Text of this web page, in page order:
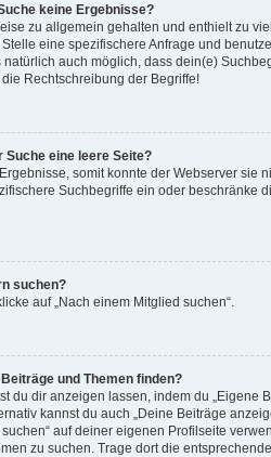
keine Ergebnisse?
zu allgemein gehalten und enthielt zu
eine spezifischere Anfrage und
natürlich auch möglich, dass dein(e)
Rechtschreibung der Begriffe!
Suche eine leere Seite?
somit konnte der Webserver sie
Suchbegriffe ein oder beschränke
suchen?
auf „Nach einem Mitglied suchen“.
und Themen finden?
du dir anzeigen lassen, indem du „Eigene
kannst du auch „Deine Beiträge
auf deiner eigenen Profilseite
zu suchen. Trage dort die